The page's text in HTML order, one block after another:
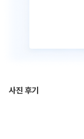
사진 후기